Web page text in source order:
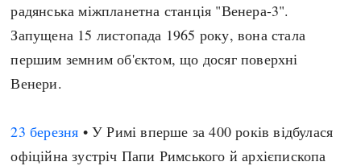
радянська міжпланетна станція "Венера-3".
Запущена 15 листопада 1965 року, вона стала
першим земним об'єктом, що досяг поверхні
Венери.
23 березня • У Римі вперше за 400 років відбулася
офіційна зустріч Папи Римського й архієпископа